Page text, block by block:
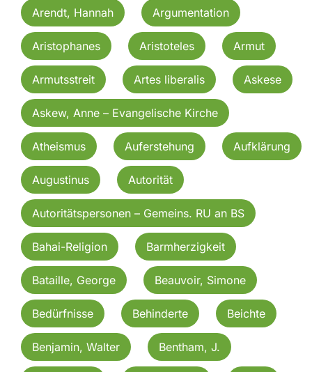
Arendt, Hannah Argumentation
Aristophanes Aristoteles Armut
Armutsstreit Artes liberalis Askese
Askew, Anne – Evangelische Kirche
Atheismus Auferstehung Aufklärung
Augustinus Autorität
Autoritätspersonen – Gemeins. RU an BS
Bahai-Religion Barmherzigkeit
Bataille, George Beauvoir, Simone
Bedürfnisse Behinderte Beichte
Benjamin, Walter Bentham, J.